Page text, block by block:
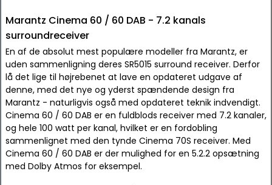
Marantz Cinema 60 / 60 DAB - 7.2 kanals
surroundreceiver
En af de absolut mest populære modeller fra Marantz, er
uden sammenligning deres SR5015 surround receiver. Derfor
lå det lige til højrebenet at lave en opdateret udgave af
denne, med det nye og yderst spændende design fra
Marantz - naturligvis også med opdateret teknik indvendigt.
Cinema 60 / 60 DAB er en fuldblods receiver med 7.2 kanaler,
og hele 100 watt per kanal, hvilket er en fordobling
sammenlignet med den tynde Cinema 70S receiver. Med
Cinema 60 / 60 DAB er der mulighed for en 5.2.2 opsætning
med Dolby Atmos for eksempel.